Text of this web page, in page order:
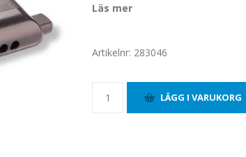
Läs mer
Artikelnr: 283046